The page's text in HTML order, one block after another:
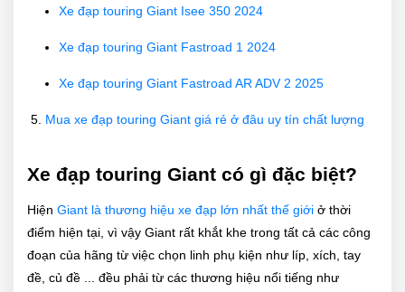
Xe đạp touring Giant Isee 350 2024
Xe đạp touring Giant Fastroad 1 2024
Xe đạp touring Giant Fastroad AR ADV 2 2025
Mua xe đạp touring Giant giá rẻ ở đâu uy tín chất lượng
Xe đạp touring Giant có gì đặc biệt?
Hiện Giant là thương hiệu xe đạp lớn nhất thế giới ở thời
điểm hiện tại, vì vậy Giant rất khắt khe trong tất cả các công
đoạn của hãng từ việc chọn linh phụ kiện như líp, xích, tay
đề, củ đề ... đều phải từ các thương hiệu nổi tiếng như